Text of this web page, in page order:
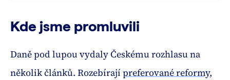
Kde jsme promluvili
Daně pod lupou vydaly Českému rozhlasu na
několik článků. Rozebírají preferované reformy,